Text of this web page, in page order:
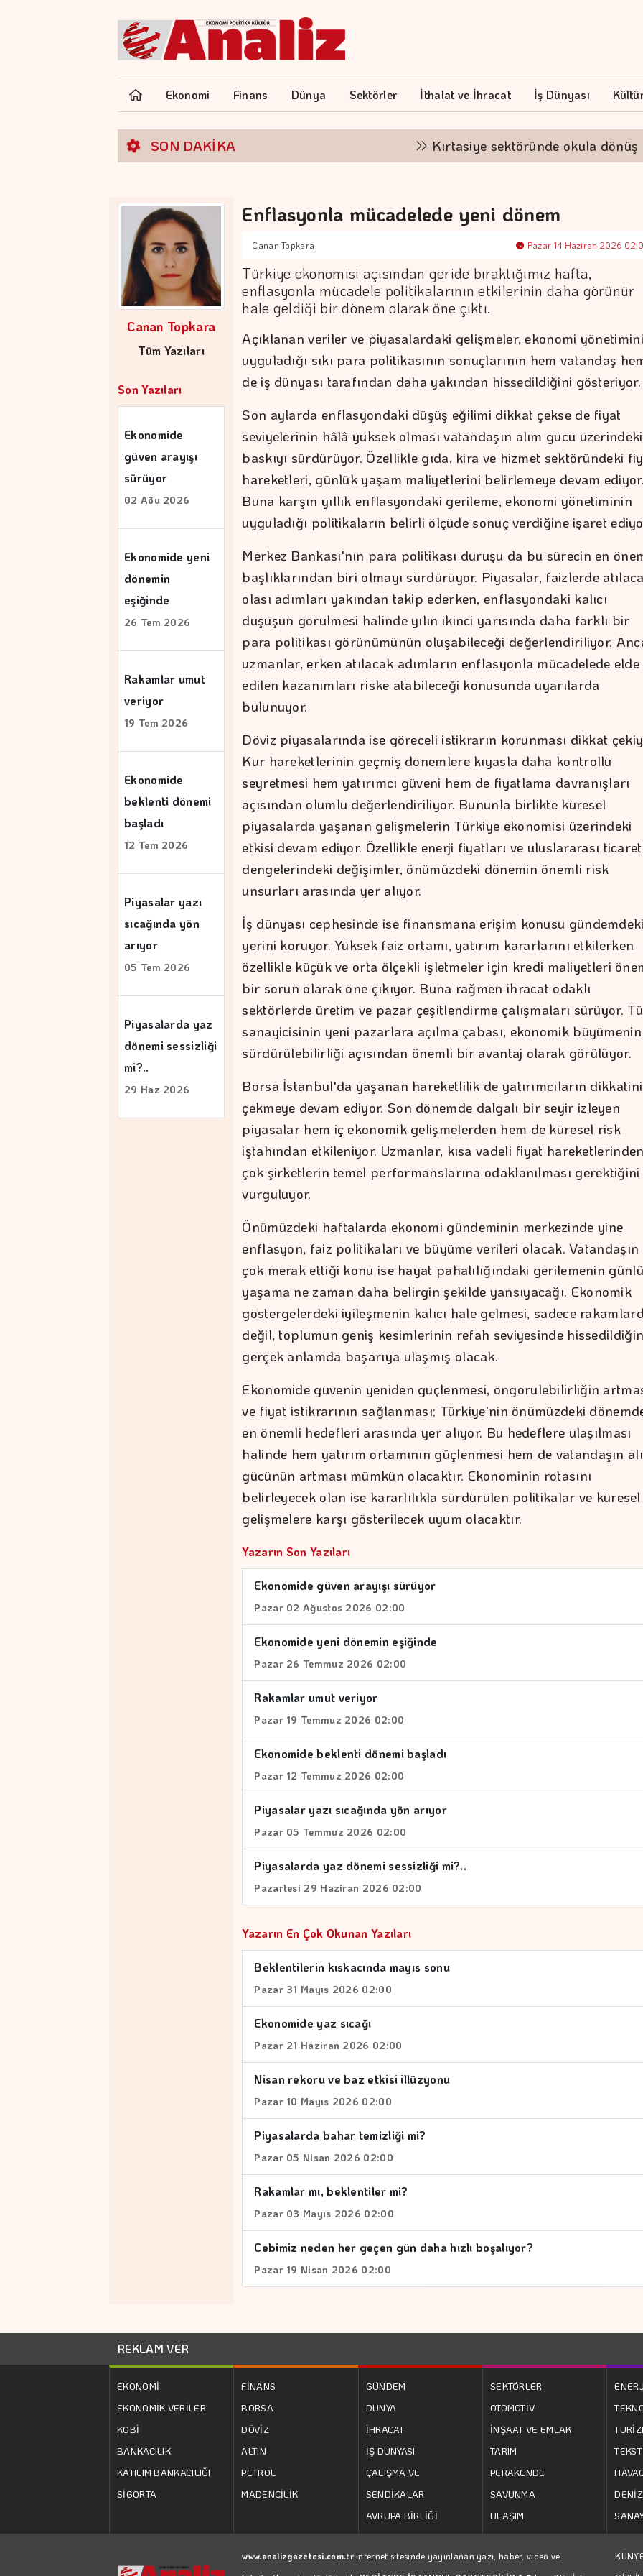
Ekonomi Finans Dünya Sektörler İthalat ve İhracat İş Dünyası
SON DAKİKA Kırtasiye sektöründe okula dönüş
Canan Topkara
Tüm Yazıları
Son Yazıları
Ekonomide
güven arayışı
sürüyor
02 Aðu 2026
Ekonomide yeni
dönemin
eşiğinde
26 Tem 2026
Rakamlar umut
veriyor
19 Tem 2026
Ekonomide
beklenti dönemi
başladı
12 Tem 2026
Piyasalar yazı
sıcağında yön
arıyor
05 Tem 2026
Piyasalarda yaz
dönemi sessizliği
mi?..
29 Haz 2026
Enflasyonla mücadelede yeni dönem
Canan Topkara Pazar 14 Haziran 2026
Türkiye ekonomisi açısından geride bıraktığımız hafta,
enflasyonla mücadele politikalarının etkilerinin daha görünür
hale geldiği bir dönem olarak öne çıktı.
Açıklanan veriler ve piyasalardaki gelişmeler, ekonomi
uyguladığı sıkı para politikasının sonuçlarının hem vatandaş
de iş dünyası tarafından daha yakından hissedildiğini gösteriyor.
Son aylarda enflasyondaki düşüş eğilimi dikkat çekse de fiyat
seviyelerinin hâlâ yüksek olması vatandaşın alım gücü üzerindeki
baskıyı sürdürüyor. Özellikle gıda, kira ve hizmet sektöründeki
hareketleri, günlük yaşam maliyetlerini belirlemeye devam ediyor.
Buna karşın yıllık enflasyondaki gerileme, ekonomi yönetiminin
uyguladığı politikaların belirli ölçüde sonuç verdiğine işaret
Merkez Bankası'nın para politikası duruşu da bu sürecin en
başlıklarından biri olmayı sürdürüyor. Piyasalar, faizlerde
olası adımları yakından takip ederken, enflasyondaki kalıcı
düşüşün görülmesi halinde yılın ikinci yarısında daha farklı bir
para politikası görünümünün oluşabileceği değerlendiriliyor.
uzmanlar, erken atılacak adımların enflasyonla mücadelede elde
edilen kazanımları riske atabileceği konusunda uyarılarda
bulunuyor.
Döviz piyasalarında ise göreceli istikrarın korunması dikkat
Kur hareketlerinin geçmiş dönemlere kıyasla daha kontrollü
seyretmesi hem yatırımcı güveni hem de fiyatlama davranışları
açısından olumlu değerlendiriliyor. Bununla birlikte küresel
piyasalarda yaşanan gelişmelerin Türkiye ekonomisi üzerindeki
etkisi devam ediyor. Özellikle enerji fiyatları ve uluslararası ticaret
dengelerindeki değişimler, önümüzdeki dönemin önemli risk
unsurları arasında yer alıyor.
İş dünyası cephesinde ise finansmana erişim konusu gündemdeki
yerini koruyor. Yüksek faiz ortamı, yatırım kararlarını etkilerken
özellikle küçük ve orta ölçekli işletmeler için kredi maliyetleri
bir sorun olarak öne çıkıyor. Buna rağmen ihracat odaklı
sektörlerde üretim ve pazar çeşitlendirme çalışmaları sürüyor.
sanayicisinin yeni pazarlara açılma çabası, ekonomik büyümenin
sürdürülebilirliği açısından önemli bir avantaj olarak görülüyor.
Borsa İstanbul'da yaşanan hareketlilik de yatırımcıların dikkatini
çekmeye devam ediyor. Son dönemde dalgalı bir seyir izleyen
piyasalar hem iç ekonomik gelişmelerden hem de küresel risk
iştahından etkileniyor. Uzmanlar, kısa vadeli fiyat hareketlerinden
çok şirketlerin temel performanslarına odaklanılması gerektiğini
vurguluyor.
Önümüzdeki haftalarda ekonomi gündeminin merkezinde yine
enflasyon, faiz politikaları ve büyüme verileri olacak. Vatandaşın
çok merak ettiği konu ise hayat pahalılığındaki gerilemenin
yaşama ne zaman daha belirgin şekilde yansıyacağı. Ekonomik
göstergelerdeki iyileşmenin kalıcı hale gelmesi, sadece
değil, toplumun geniş kesimlerinin refah seviyesinde
gerçek anlamda başarıya ulaşmış olacak.
Ekonomide güvenin yeniden güçlenmesi, öngörülebilirliğin
ve fiyat istikrarının sağlanması; Türkiye'nin önümüzdeki
en önemli hedefleri arasında yer alıyor. Bu hedeflere ulaşılması
halinde hem yatırım ortamının güçlenmesi hem de vatandaşın
gücünün artması mümkün olacaktır. Ekonominin rotasını
belirleyecek olan ise kararlılıkla sürdürülen politikalar ve küresel
gelişmelere karşı gösterilecek uyum olacaktır.
Yazarın Son Yazıları
Ekonomide güven arayışı sürüyor
Pazar 02 Ağustos 2026 02:00
Ekonomide yeni dönemin eşiğinde
Pazar 26 Temmuz 2026 02:00
Rakamlar umut veriyor
Pazar 19 Temmuz 2026 02:00
Ekonomide beklenti dönemi başladı
Pazar 12 Temmuz 2026 02:00
Piyasalar yazı sıcağında yön arıyor
Pazar 05 Temmuz 2026 02:00
Piyasalarda yaz dönemi sessizliği mi?..
Pazartesi 29 Haziran 2026 02:00
Yazarın En Çok Okunan Yazıları
Beklentilerin kıskacında mayıs sonu
Pazar 31 Mayıs 2026 02:00
Ekonomide yaz sıcağı
Pazar 21 Haziran 2026 02:00
Nisan rekoru ve baz etkisi illüzyonu
Pazar 10 Mayıs 2026 02:00
Piyasalarda bahar temizliği mi?
Pazar 05 Nisan 2026 02:00
Rakamlar mı, beklentiler mi?
Pazar 03 Mayıs 2026 02:00
Cebimiz neden her geçen gün daha hızlı boşalıyor?
Pazar 19 Nisan 2026 02:00
REKLAM VER
EKONOMİ
EKONOMİK VERİLER
KOBİ
BANKACILIK
KATILIM BANKACILIĞI
SİGORTA
FİNANS
BORSA
DÖVİZ
ALTIN
PETROL
MADENCİLİK
GÜNDEM
DÜNYA
İHRACAT
İŞ DÜNYASI
ÇALIŞMA VE
SENDİKALAR
AVRUPA BİRLİĞİ
SEKTÖRLER
OTOMOTİV
İNŞAAT VE EMLAK
TARIM
PERAKENDE
SAVUNMA
ULAŞIM
www.analizgazetesi.com.trinternet sitesinde yayınlanan yazı, haber, video ve